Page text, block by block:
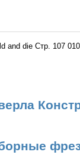
and die Стр. 107